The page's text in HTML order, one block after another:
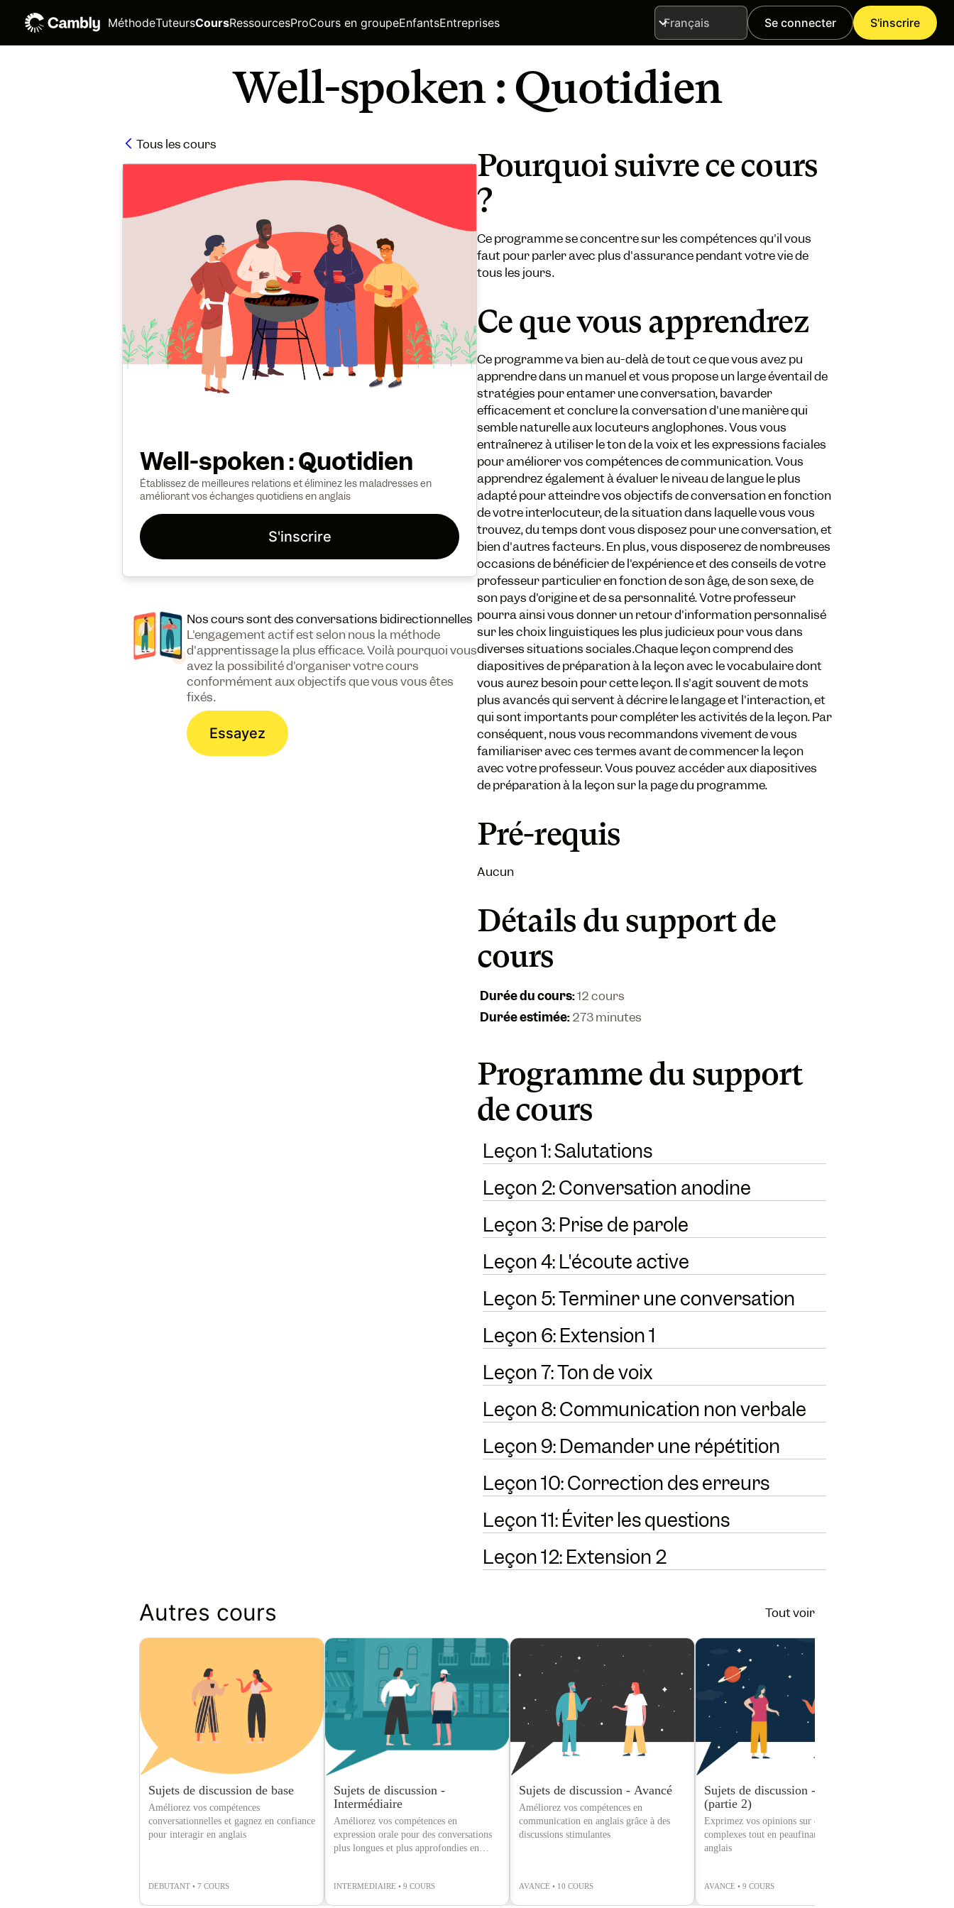
MéthodeTuteursCoursRessourcesProCours en groupeEnfantsEntreprises Langue Se connecter S'inscrire
Well-spoken : Quotidien
Tous les cours
Well-spoken : Quotidien
Établissez de meilleures relations et éliminez les maladresses en
améliorant vos échanges quotidiens en anglais
S'inscrire
Nos cours sont des conversations bidirectionnelles
L'engagement actif est selon nous la méthode
d'apprentissage la plus efficace. Voilà pourquoi vous
avez la possibilité d'organiser votre cours
conformément aux objectifs que vous vous êtes
fixés.
Essayez
Pourquoi suivre ce cours
?
Ce programme se concentre sur les compétences qu'il vous
faut pour parler avec plus d'assurance pendant votre vie de
tous les jours.
Ce que vous apprendrez
Ce programme va bien au-delà de tout ce que vous avez pu
apprendre dans un manuel et vous propose un large éventail de
stratégies pour entamer une conversation, bavarder
efficacement et conclure la conversation d'une manière qui
semble naturelle aux locuteurs anglophones. Vous vous
entraînerez à utiliser le ton de la voix et les expressions faciales
pour améliorer vos compétences de communication. Vous
apprendrez également à évaluer le niveau de langue le plus
adapté pour atteindre vos objectifs de conversation en fonction
de votre interlocuteur, de la situation dans laquelle vous vous
trouvez, du temps dont vous disposez pour une conversation, et
bien d'autres facteurs. En plus, vous disposerez de nombreuses
occasions de bénéficier de l'expérience et des conseils de votre
professeur particulier en fonction de son âge, de son sexe, de
son pays d'origine et de sa personnalité. Votre professeur
pourra ainsi vous donner un retour d'information personnalisé
sur les choix linguistiques les plus judicieux pour vous dans
diverses situations sociales.Chaque leçon comprend des
diapositives de préparation à la leçon avec le vocabulaire dont
vous aurez besoin pour cette leçon. Il s'agit souvent de mots
plus avancés qui servent à décrire le langage et l'interaction, et
qui sont importants pour compléter les activités de la leçon. Par
conséquent, nous vous recommandons vivement de vous
familiariser avec ces termes avant de commencer la leçon
avec votre professeur. Vous pouvez accéder aux diapositives
de préparation à la leçon sur la page du programme.
Pré-requis
Aucun
Détails du support de
cours
Durée du cours:12 cours
Durée estimée:273 minutes
Programme du support
de cours
Leçon 1: Salutations
Leçon 2: Conversation anodine
Leçon 3: Prise de parole
Leçon 4: L'écoute active
Leçon 5: Terminer une conversation
Leçon 6: Extension 1
Leçon 7: Ton de voix
Leçon 8: Communication non verbale
Leçon 9: Demander une répétition
Leçon 10: Correction des erreurs
Leçon 11: Éviter les questions
Leçon 12: Extension 2
Autres cours Tout voir
Sujets de discussion de base
Améliorez vos compétences
conversationnelles et gagnez en confiance
pour interagir en anglais
DÉBUTANT • 7 COURS
Sujets de discussion -
Intermédiaire
Améliorez vos compétences en
expression orale pour des conversations
plus longues et plus approfondies en
INTERMÉDIAIRE • 9 COURS
Sujets de discussion - Avancé
Améliorez vos compétences en
communication en anglais grâce à des
discussions stimulantes
AVANCÉ • 10 COURS
Sujets de discussion - Avancé
(partie 2)
Exprimez vos opinions sur des sujets
complexes tout en peaufinant votre
anglais
AVANCÉ • 9 COURS